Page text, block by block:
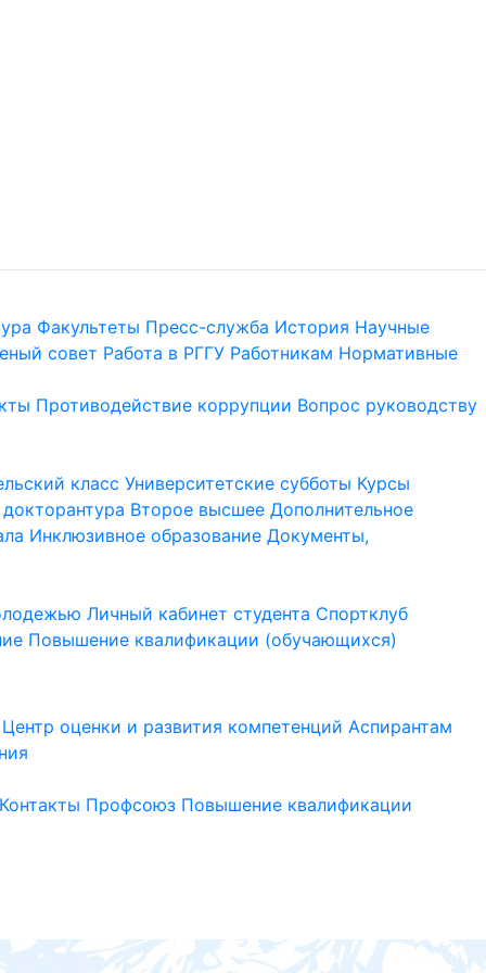
Факультеты Пресс-служба История Научные
совет Работа в РГГУ Работникам Нормативные
Противодействие коррупции Вопрос руководству
класс Университетские субботы Курсы
Второе высшее Дополнительное
Инклюзивное образование Документы,
Личный кабинет студента Спортклуб
Повышение квалификации (обучающихся)
Центр оценки и развития компетенций Аспирантам
Контакты Профсоюз Повышение квалификации